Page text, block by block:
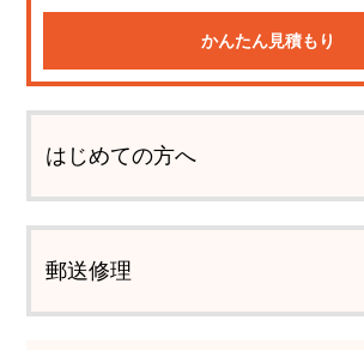
かんたん見積もり
はじめての方へ
郵送修理